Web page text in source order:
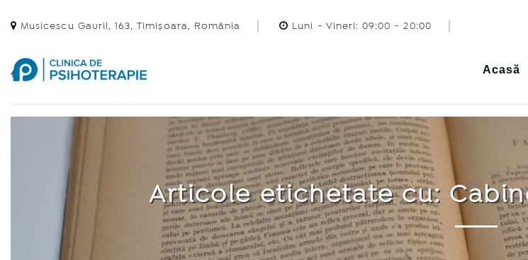
Musicescu Gavril, 163, Timișoara, România Luni - Vineri: 09:00 - 20:00
Acasă
Articole etichetate cu: